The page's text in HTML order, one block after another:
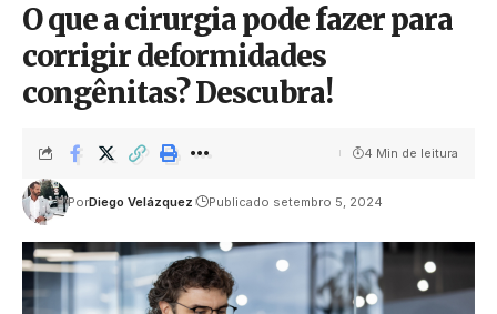
O que a cirurgia pode fazer para
corrigir deformidades
congênitas? Descubra!
PorDiego Velázquez Publicado setembro 5, 2024
4 Min de leitura